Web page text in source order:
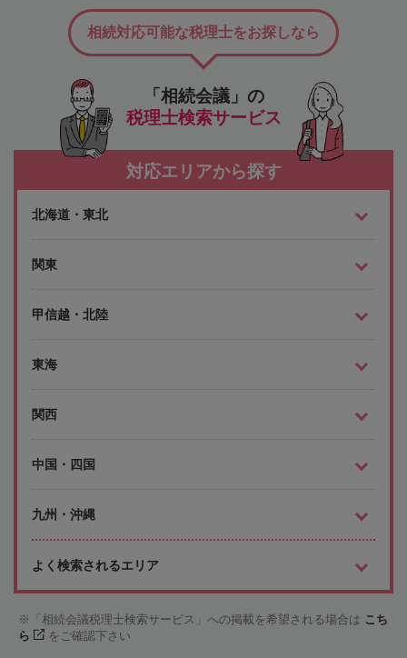
「相続会議」の
税理士検索サービス
相続対応可能な税理士をお探しなら
対応エリアから探す
北海道・東北
関東
甲信越・北陸
東海
関西
中国・四国
九州・沖縄
よく検索されるエリア
「相続会議税理士検索サービス」への掲載を希望される場合は こち
ら
をご確認下さい